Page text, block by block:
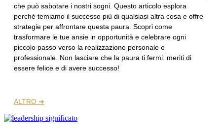
che può sabotare i nostri sogni. Questo articolo esplora
perché temiamo il successo più di qualsiasi altra cosa e offre
strategie per affrontare questa paura. Scopri come
trasformare le tue ansie in opportunità e celebrare ogni
piccolo passo verso la realizzazione personale e
professionale. Non lasciare che la paura ti fermi: meriti di
essere felice e di avere successo!
ALTRO ➜